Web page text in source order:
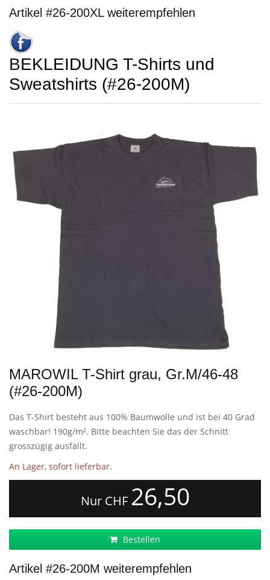
Artikel #26-200XL weiterempfehlen
BEKLEIDUNG T-Shirts und
Sweatshirts (#26-200M)
MAROWIL T-Shirt grau, Gr.M/46-48
(#26-200M)
Das T-Shirt besteht aus 100% Baumwolle und ist bei 40 Grad
waschbar! 190g/m². Bitte beachten Sie das der Schnitt
grosszügig ausfällt.
An Lager, sofort lieferbar.
Nur CHF 26,50
Bestellen
Artikel #26-200M weiterempfehlen